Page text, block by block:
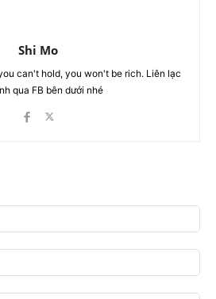
Shi Mo
can't hold, you won't be rich. Liên lạc
qua FB bên dưới nhé